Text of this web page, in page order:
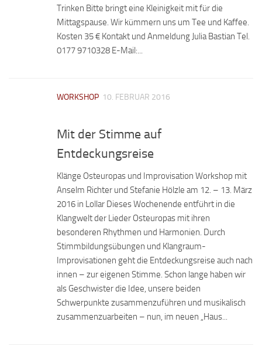
Trinken Bitte bringt eine Kleinigkeit mit für die
Mittagspause. Wir kümmern uns um Tee und Kaffee.
Kosten 35 € Kontakt und Anmeldung Julia Bastian Tel.
0177 9710328 E-Mail:...
WORKSHOP 10. FEBRUAR 2016
Mit der Stimme auf
Entdeckungsreise
Klänge Osteuropas und Improvisation Workshop mit
Anselm Richter und Stefanie Hölzle am 12. – 13. März
2016 in Lollar Dieses Wochenende entführt in die
Klangwelt der Lieder Osteuropas mit ihren
besonderen Rhythmen und Harmonien. Durch
Stimmbildungsübungen und Klangraum-
Improvisationen geht die Entdeckungsreise auch nach
innen – zur eigenen Stimme. Schon lange haben wir
als Geschwister die Idee, unsere beiden
Schwerpunkte zusammenzuführen und musikalisch
zusammenzuarbeiten – nun, im neuen „Haus...